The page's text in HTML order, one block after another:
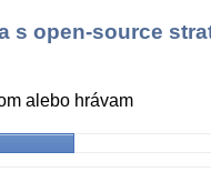
s open-source
alebo hrávam